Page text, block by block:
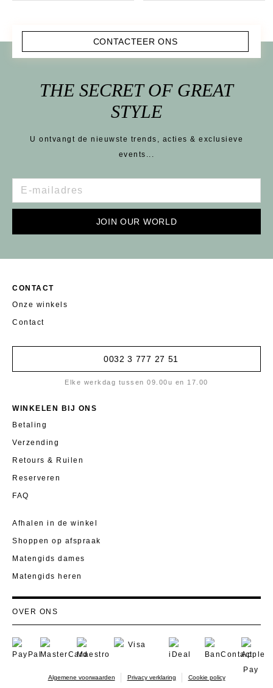
CONTACTEER ONS
THE SECRET OF GREAT
STYLE
U ontvangt de nieuwste trends, acties & exclusieve
events...
JOIN OUR WORLD
CONTACT
Onze winkels
Contact
0032 3 777 27 51
Elke werkdag tussen 09.00u en 17.00
WINKELEN BIJ ONS
Betaling
Verzending
Retours & Ruilen
Reserveren
FAQ
Afhalen in de winkel
Shoppen op afspraak
Matengids dames
Matengids heren
OVER ONS
Sociaal engagement
Algemene voorwaarden Privacy verklaring Cookie policy